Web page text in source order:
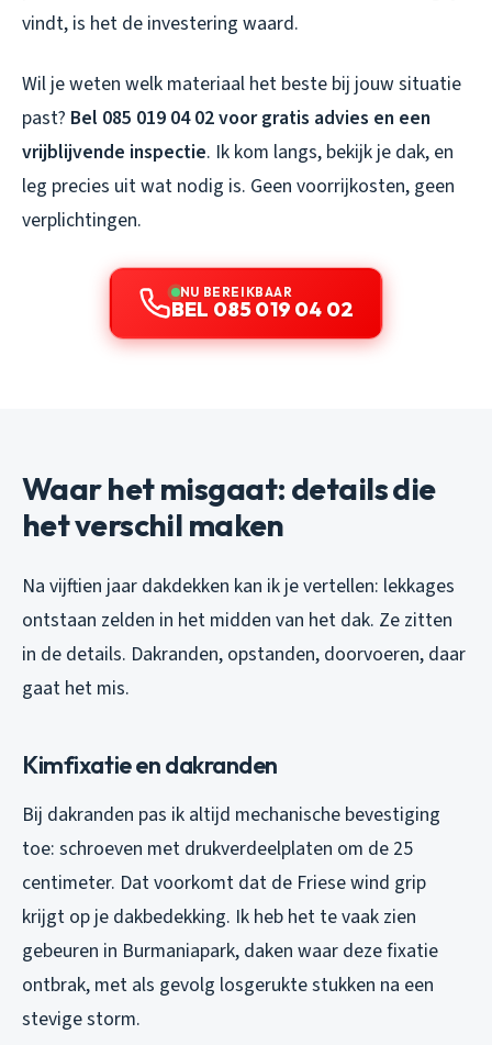
vindt, is het de investering waard.
Wil je weten welk materiaal het beste bij jouw situatie
past? Bel 085 019 04 02 voor gratis advies en een
vrijblijvende inspectie. Ik kom langs, bekijk je dak, en
leg precies uit wat nodig is. Geen voorrijkosten, geen
verplichtingen.
NU BEREIKBAAR
BEL 085 019 04 02
Waar het misgaat: details die
het verschil maken
Na vijftien jaar dakdekken kan ik je vertellen: lekkages
ontstaan zelden in het midden van het dak. Ze zitten
in de details. Dakranden, opstanden, doorvoeren, daar
gaat het mis.
Kimfixatie en dakranden
Bij dakranden pas ik altijd mechanische bevestiging
toe: schroeven met drukverdeelplaten om de 25
centimeter. Dat voorkomt dat de Friese wind grip
krijgt op je dakbedekking. Ik heb het te vaak zien
gebeuren in Burmaniapark, daken waar deze fixatie
ontbrak, met als gevolg losgerukte stukken na een
stevige storm.